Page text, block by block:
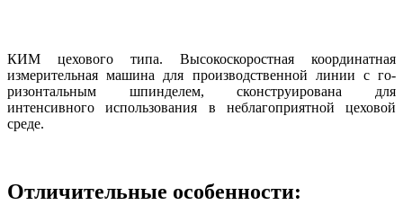
КИМ цехового типа. Высокоскоростная координатная
измерительная машина для производственной линии с го-
ризонтальным шпинделем, сконструирована для
интенсивного использования в неблагоприятной цеховой
среде.
Отличительные особенности: